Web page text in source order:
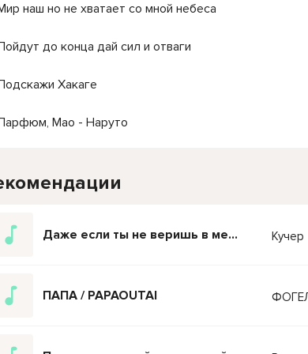
наш но не хватает со мной небеса
до конца дай сил и отваги
Хакаге
Мао - Наруто
Даже если ты не веришь в меня Кучер
ПАПА / PAPAOUTAI